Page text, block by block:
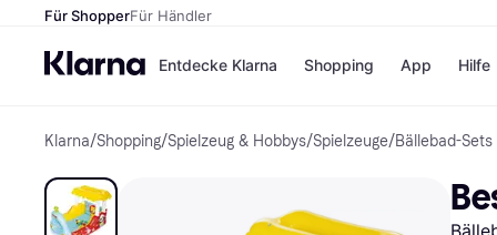
Für ShopperFür Händler
Entdecke Klarna
Zahlungsmethoden
Bezahle in 3
Shopping
Shops
eBay
Temu
App Hilfe
Klarna/Shopping/Spielzeug & Hobbys/Spielzeuge/Bällebad-Sets